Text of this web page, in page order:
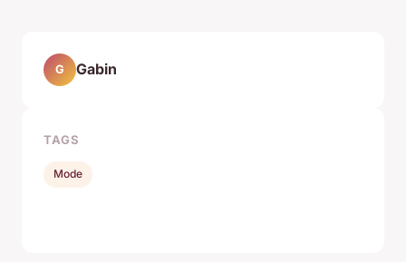
G Gabin
TAGS
Mode